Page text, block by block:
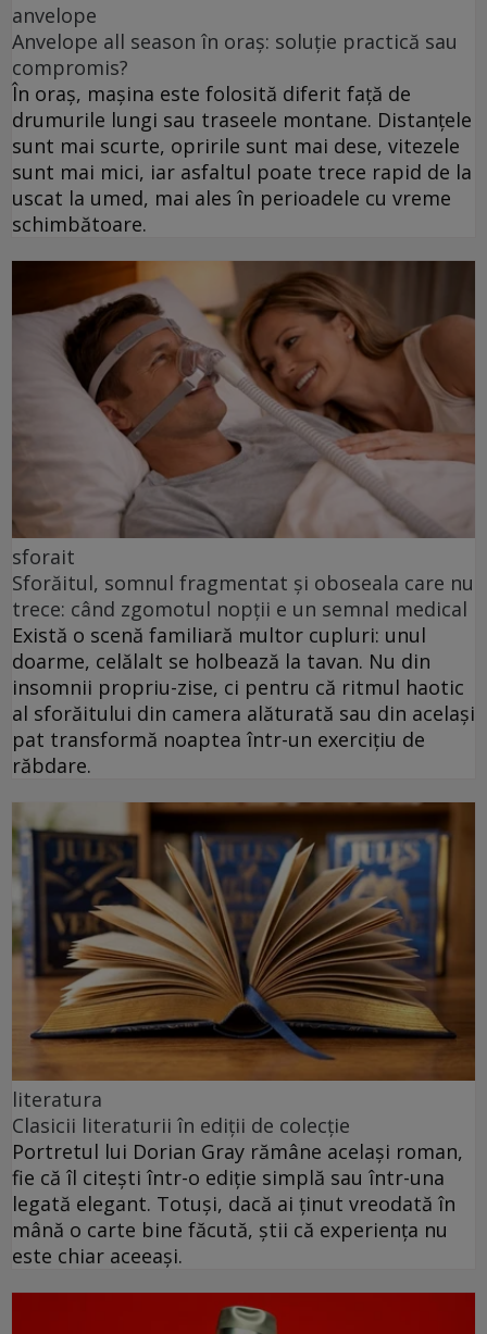
anvelope
Anvelope all season în oraș: soluție practică sau
compromis?
În oraș, mașina este folosită diferit față de
drumurile lungi sau traseele montane. Distanțele
sunt mai scurte, opririle sunt mai dese, vitezele
sunt mai mici, iar asfaltul poate trece rapid de la
uscat la umed, mai ales în perioadele cu vreme
schimbătoare.
sforait
Sforăitul, somnul fragmentat și oboseala care nu
trece: când zgomotul nopții e un semnal medical
Există o scenă familiară multor cupluri: unul
doarme, celălalt se holbează la tavan. Nu din
insomnii propriu-zise, ci pentru că ritmul haotic
al sforăitului din camera alăturată sau din același
pat transformă noaptea într-un exercițiu de
răbdare.
literatura
Clasicii literaturii în ediții de colecție
Portretul lui Dorian Gray rămâne același roman,
fie că îl citești într-o ediție simplă sau într-una
legată elegant. Totuși, dacă ai ținut vreodată în
mână o carte bine făcută, știi că experiența nu
este chiar aceeași.